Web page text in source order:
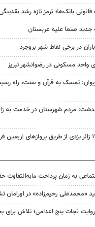
بانک‌ها؛ ترمز تازه رشد
جدید صنعا علیه عربستان
در برخی نقاط شهر بروجرد
واحد مسکونی در رضوانشهر تبریز
تمسک به قرآن و سنت، راه
مردم شهرستان در خدمت به
به زمان پرداخت مابه‌التفاوت
«محمدعلی رحیم‌زاده» در اورامان
نجات پنج اعدامی؛ تلاش